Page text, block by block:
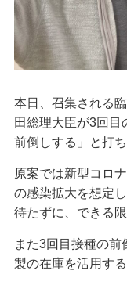
本日、召集される
田総理大臣が3回目
前倒しする」と打
原案では新型コロ
の感染拡大を想定
待たずに、できる
また3回目接種の
製の在庫を活用する